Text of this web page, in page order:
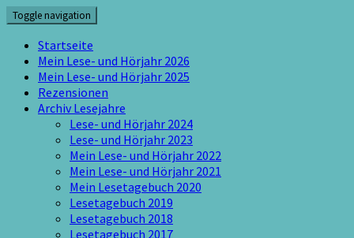
Skip
to
content
Toggle navigation
Startseite
Mein Lese- und Hörjahr 2026
Mein Lese- und Hörjahr 2025
Rezensionen
Archiv Lesejahre
Lese- und Hörjahr 2024
Lese- und Hörjahr 2023
Mein Lese- und Hörjahr 2022
Mein Lese- und Hörjahr 2021
Mein Lesetagebuch 2020
Lesetagebuch 2019
Lesetagebuch 2018
Lesetagebuch 2017